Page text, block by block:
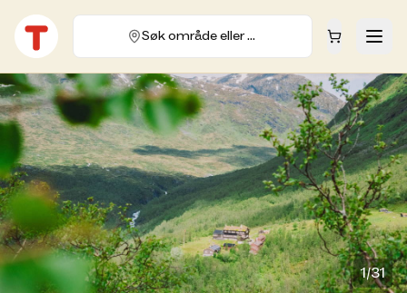
Søk område eller hytte
1/31